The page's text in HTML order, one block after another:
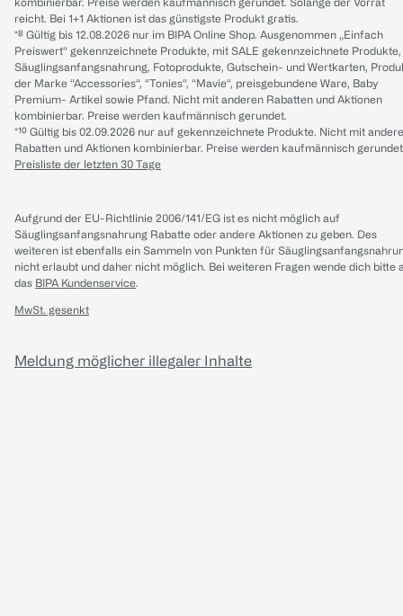
reicht. Bei 1+1 Aktionen ist das günstigste Produkt gratis.
*⁸ Gültig bis 12.08.2026 nur im BIPA Online Shop. Ausgenommen „Einfach
Preiswert“ gekennzeichnete Produkte, mit SALE gekennzeichnete Produkte,
Säuglingsanfangsnahrung, Fotoprodukte, Gutschein- und Wertkarten,
der Marke “Accessories“, “Tonies“, “Mavie“, preisgebundene Ware, Baby
Premium- Artikel sowie Pfand. Nicht mit anderen Rabatten und Aktionen
kombinierbar. Preise werden kaufmännisch gerundet.
*¹⁰ Gültig bis 02.09.2026 nur auf gekennzeichnete Produkte. Nicht mit
Rabatten und Aktionen kombinierbar. Preise werden kaufmännisch
Preisliste der letzten 30 Tage
Aufgrund der EU-Richtlinie 2006/141/EG ist es nicht möglich auf
Säuglingsanfangsnahrung Rabatte oder andere Aktionen zu geben. Des
weiteren ist ebenfalls ein Sammeln von Punkten für
nicht erlaubt und daher nicht möglich. Bei weiteren Fragen wende dich bitte
das BIPA Kundenservice.
MwSt. gesenkt
Meldung möglicher illegaler Inhalte